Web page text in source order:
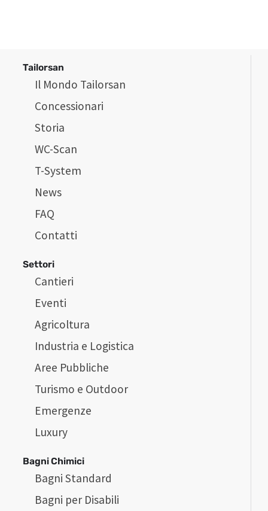
Tailorsan
Il Mondo Tailorsan
Concessionari
Storia
WC-Scan
T-System
News
FAQ
Contatti
Settori
Cantieri
Eventi
Agricoltura
Industria e Logistica
Aree Pubbliche
Turismo e Outdoor
Emergenze
Luxury
Bagni Chimici
Bagni Standard
Bagni per Disabili